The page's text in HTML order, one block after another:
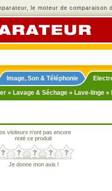
le moteur de comparaison
Image, Son & Téléphonie
» Lavage & Séchage » Lave-linge »
visiteurs n'ont pas encore
noté ce produit
Je donne mon avis !